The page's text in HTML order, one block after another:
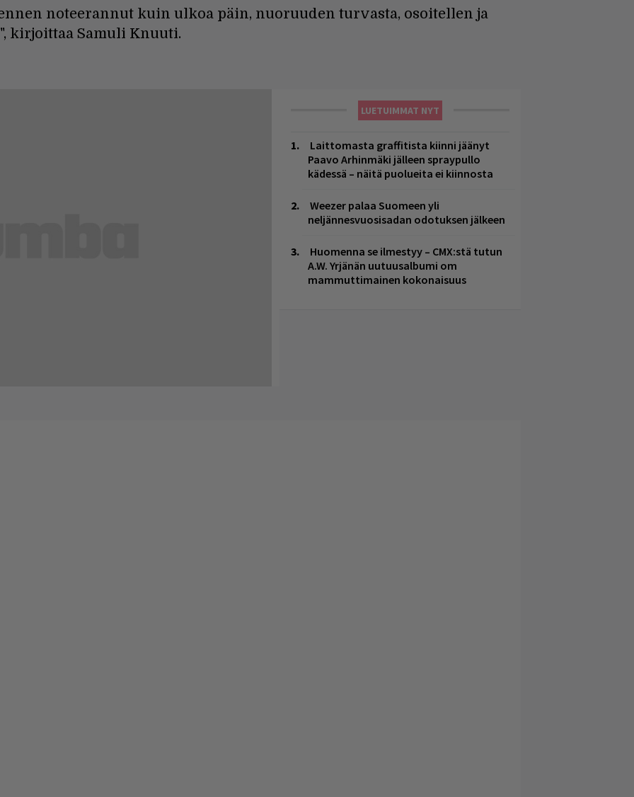
noteerannut kuin ulkoa päin, nuoruuden turvasta, osoitellen ja
kirjoittaa Samuli Knuuti.
LUETUIMMAT NYT
Laittomasta graffitista kiinni jäänyt
Paavo Arhinmäki jälleen spraypullo
kädessä – näitä puolueita ei kiinnosta
Weezer palaa Suomeen yli
neljännesvuosisadan odotuksen jälkeen
Huomenna se ilmestyy – CMX:stä tutun
A.W. Yrjänän uutuusalbumi om
mammuttimainen kokonaisuus